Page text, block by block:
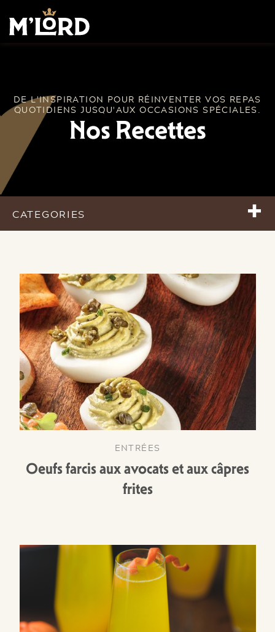
DE L'INSPIRATION POUR RÉINVENTER VOS REPAS
QUOTIDIENS JUSQU'AUX OCCASIONS SPÉCIALES.
Nos Recettes
CATEGORIES +
ENTRÉES
Oeufs farcis aux avocats et aux câpres
frites